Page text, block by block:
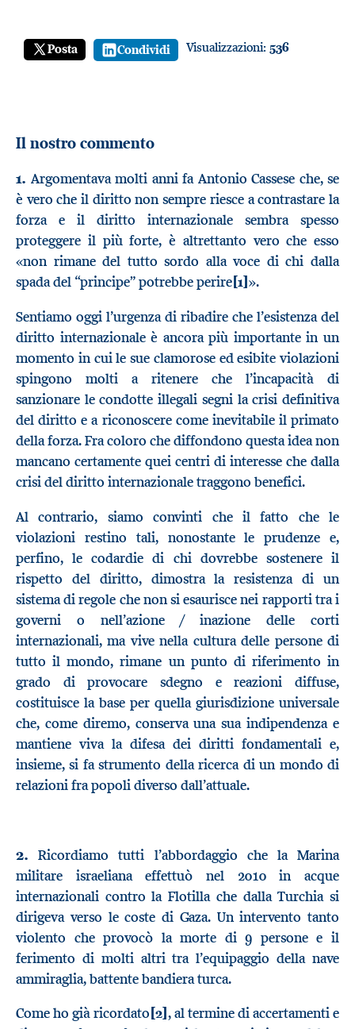
Posta Condividi Visualizzazioni: 536
Il nostro commento
1. Argomentava molti anni fa Antonio Cassese che, se
è vero che il diritto non sempre riesce a contrastare la
forza e il diritto internazionale sembra spesso
proteggere il più forte, è altrettanto vero che esso
«non rimane del tutto sordo alla voce di chi dalla
spada del “principe” potrebbe perire[1]».
Sentiamo oggi l’urgenza di ribadire che l’esistenza del
diritto internazionale è ancora più importante in un
momento in cui le sue clamorose ed esibite violazioni
spingono molti a ritenere che l’incapacità di
sanzionare le condotte illegali segni la crisi definitiva
del diritto e a riconoscere come inevitabile il primato
della forza. Fra coloro che diffondono questa idea non
mancano certamente quei centri di interesse che dalla
crisi del diritto internazionale traggono benefici.
Al contrario, siamo convinti che il fatto che le
violazioni restino tali, nonostante le prudenze e,
perfino, le codardie di chi dovrebbe sostenere il
rispetto del diritto, dimostra la resistenza di un
sistema di regole che non si esaurisce nei rapporti tra i
governi o nell’azione / inazione delle corti
internazionali, ma vive nella cultura delle persone di
tutto il mondo, rimane un punto di riferimento in
grado di provocare sdegno e reazioni diffuse,
costituisce la base per quella giurisdizione universale
che, come diremo, conserva una sua indipendenza e
mantiene viva la difesa dei diritti fondamentali e,
insieme, si fa strumento della ricerca di un mondo di
relazioni fra popoli diverso dall’attuale.
2. Ricordiamo tutti l’abbordaggio che la Marina
militare israeliana effettuò nel 2010 in acque
internazionali contro la Flotilla che dalla Turchia si
dirigeva verso le coste di Gaza. Un intervento tanto
violento che provocò la morte di 9 persone e il
ferimento di molti altri tra l’equipaggio della nave
ammiraglia, battente bandiera turca.
Come ho già ricordato [2], al termine di accertamenti e